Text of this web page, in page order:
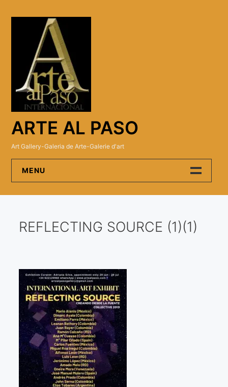
ARTE AL PASO
Art Gallery-Galeria de Arte-Galerie d'art
MENU
Artistas
Visitas a los ateliers o talleres de artistas
Presse
Qué dicen de nosotros?
Aviso legal
Política de cookies
Expositions
REFLECTING SOURCE (1)(1)